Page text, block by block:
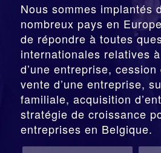
Nous sommes implantés
nombreux pays en
de répondre à toutes
internationales relatives
d’une entreprise, cession
vente d’une entreprise,
familiale, acquisition
stratégie de croissance
entreprises en Belgique.